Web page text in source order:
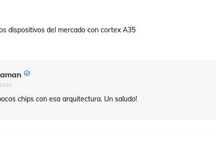
dispositivos del mercado con cortex A35
chips con esa arquitectura. Un saludo!